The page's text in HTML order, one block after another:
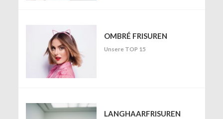
OMBRÉ FRISUREN
Unsere TOP 15
LANGHAARFRISUREN